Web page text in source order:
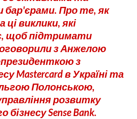
бар'єрами. Про те, як
ці виклики, які
щоб підтримати
з Анжелою
з
Mastercard в Україні та
Полонською,
розвитку
бізнесу Sense Bank.